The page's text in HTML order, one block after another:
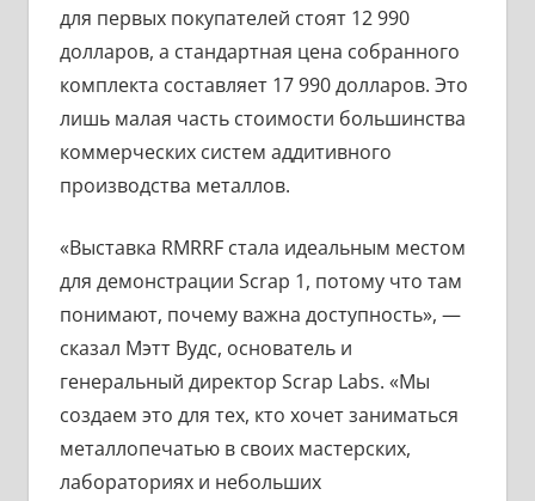
для первых покупателей стоят 12 990
долларов, а стандартная цена собранного
комплекта составляет 17 990 долларов. Это
лишь малая часть стоимости большинства
коммерческих систем аддитивного
производства металлов.
«Выставка RMRRF стала идеальным местом
для демонстрации Scrap 1, потому что там
понимают, почему важна доступность», —
сказал Мэтт Вудс, основатель и
генеральный директор Scrap Labs. «Мы
создаем это для тех, кто хочет заниматься
металлопечатью в своих мастерских,
лабораториях и небольших